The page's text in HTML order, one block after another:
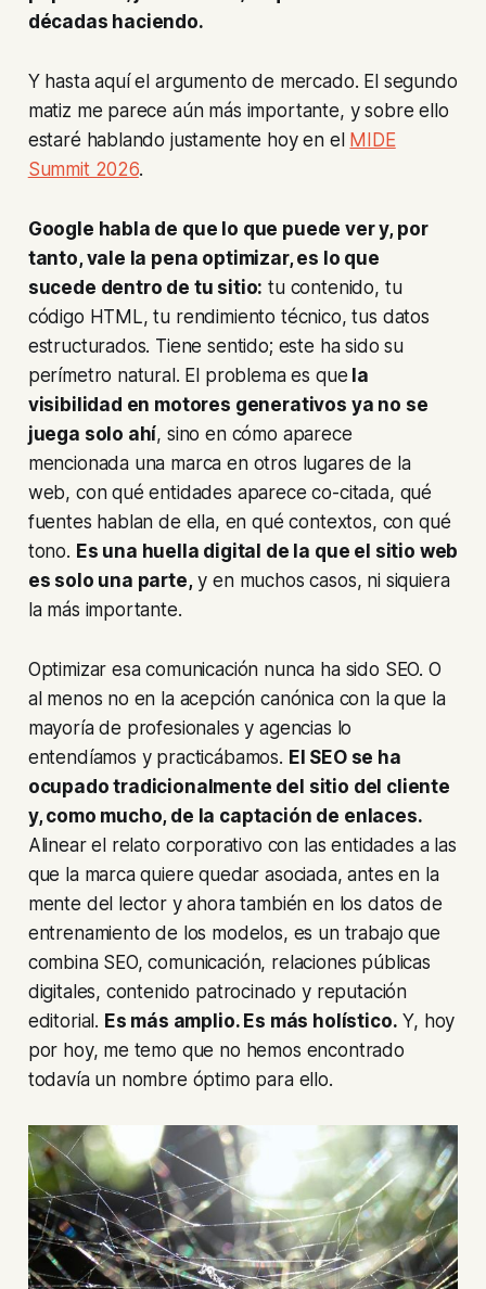
décadas haciendo.
Y hasta aquí el argumento de mercado. El segundo
matiz me parece aún más importante, y sobre ello
estaré hablando justamente hoy en el MIDE
Summit 2026.
Google habla de que lo que puede ver y, por
tanto, vale la pena optimizar, es lo que
sucede dentro de tu sitio: tu contenido, tu
código HTML, tu rendimiento técnico, tus datos
estructurados. Tiene sentido; este ha sido su
perímetro natural. El problema es que la
visibilidad en motores generativos ya no se
juega solo ahí, sino en cómo aparece
mencionada una marca en otros lugares de la
web, con qué entidades aparece co-citada, qué
fuentes hablan de ella, en qué contextos, con qué
tono. Es una huella digital de la que el sitio web
es solo una parte,y en muchos casos, ni siquiera
la más importante.
Optimizar esa comunicación nunca ha sido SEO. O
al menos no en la acepción canónica con la que la
mayoría de profesionales y agencias lo
entendíamos y practicábamos. El SEO se ha
ocupado tradicionalmente del sitio del cliente
y, como mucho, de la captación de enlaces.
Alinear el relato corporativo con las entidades a las
que la marca quiere quedar asociada, antes en la
mente del lector y ahora también en los datos de
entrenamiento de los modelos, es un trabajo que
combina SEO, comunicación, relaciones públicas
digitales, contenido patrocinado y reputación
editorial. Es más amplio. Es más holístico. Y, hoy
por hoy, me temo que no hemos encontrado
todavía un nombre óptimo para ello.